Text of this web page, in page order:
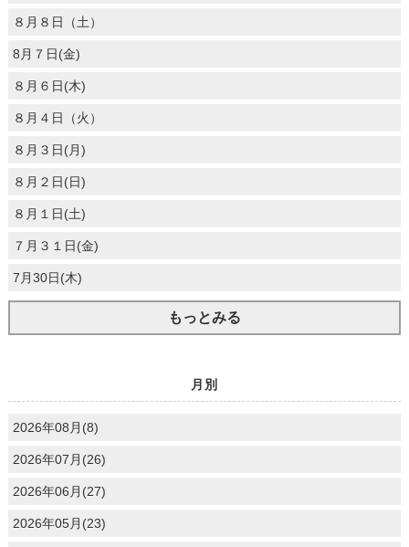
８月８日（土）
8月７日(金)
８月６日(木)
８月４日（火）
８月３日(月)
８月２日(日)
８月１日(土)
７月３１日(金)
7月30日(木)
もっとみる
月別
2026年08月(8)
2026年07月(26)
2026年06月(27)
2026年05月(23)